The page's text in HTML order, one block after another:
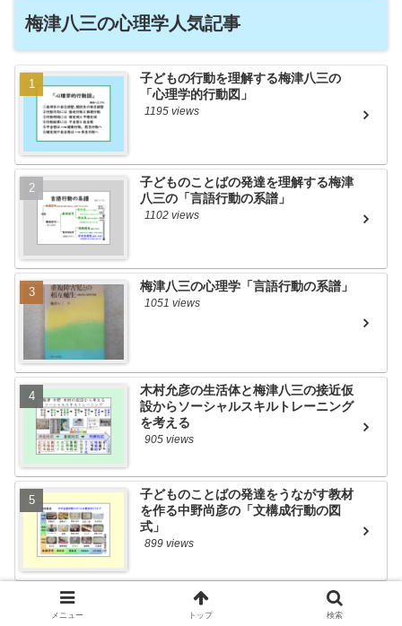
梅津八三の心理学人気記事
子どもの行動を理解する梅津八三の
「心理学的行動図」
1195 views
子どものことばの発達を理解する梅津
八三の「言語行動の系譜」
1102 views
梅津八三の心理学「言語行動の系譜」
1051 views
木村允彦の生活体と梅津八三の接近仮
設からソーシャルスキルトレーニング
を考える
905 views
子どものことばの発達をうながす教材
を作る中野尚彦の「文構成行動の図
式」
899 views
メニュー トップ 検索